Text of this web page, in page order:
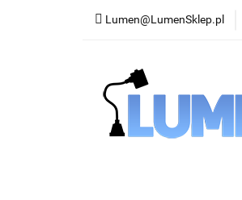
Lumen@LumenSklep.pl